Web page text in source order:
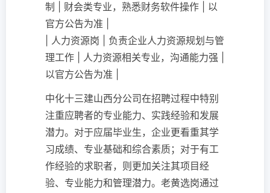
制 | 财会类专业，熟悉财务软件操作 | 以
官方公告为准 |
| 人力资源岗 | 负责企业人力资源规划与管
理工作 | 人力资源相关专业，沟通能力强 |
以官方公告为准 |
中化十三建山西分公司在招聘过程中特别
注重应聘者的专业能力、实践经验和发展
潜力。对于应届毕业生，企业更看重其学
习成绩、专业基础和综合素质；对于有工
作经验的求职者，则更加关注其项目经
验、专业能力和管理潜力。老黄选岗通过